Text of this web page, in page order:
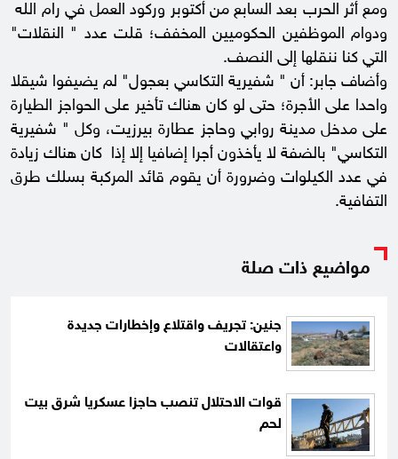
ومع أثر الحرب بعد السابع من أكتوبر وركود العمل في رام الله
ودوام الموظفين الحكوميين المخفف؛ قلت عدد " النقلات"
التي كنا ننقلها إلى النصف.
وأضاف جابر: أن " شفيرية التكاسي بعجول" لم يضيفوا شيقلا
واحدا على الأجرة؛ حتى لو كان هناك تأخير على الحواجز الطيارة
على مدخل مدينة روابي وحاجز عطارة بيرزيت، وكل " شفيرية
التكاسي" بالضفة لا يأخذون أجرا إضافيا إلا إذا كان هناك زيادة
في عدد الكيلوات وضرورة أن يقوم قائد المركبة بسلك طرق
التفافية.
مواضيع ذات صلة
جنين: تجريف واقتلاع وإخطارات جديدة
واعتقالات
قوات الاحتلال تنصب حاجزا عسكريا شرق بيت
لحم